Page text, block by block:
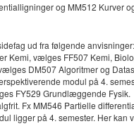
og MM512 Kurver
ud fra følgende anvisninger:
Kemi, vælges FF507 Kemi,
DM507 Algoritmer og
modul på 4.
FY529 Grundlæggende Fysik.
Fx MM546 Partielle
ligger på 4. semester. Her